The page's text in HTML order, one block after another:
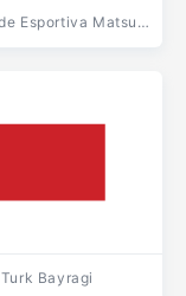
Sociedade Esportiva Matsubara PR
Turk Bayragi